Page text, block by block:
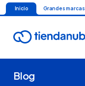
Inicio Grandes marcas
Blog